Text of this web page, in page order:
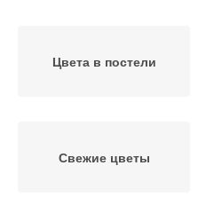
Цвета в постели
Свежие цветы